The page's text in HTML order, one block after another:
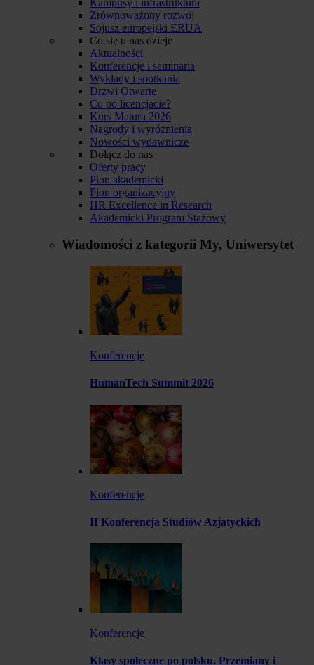
Zrównoważony rozwój
Sojusz europejski ERUA
Co się u nas dzieje
Aktualności
Konferencje i seminaria
Wykłady i spotkania
Drzwi Otwarte
Co po licencjacie?
Kurs Matura 2026
Nagrody i wyróżnienia
Nowości wydawnicze
Dołącz do nas
Oferty pracy
Pion akademicki
Pion organizacyjny
HR Excellence in Research
Akademicki Program Stażowy
Wiadomości z kategorii My, Uniwersytet
Konferencje
HumanTech Summit 2026
Konferencje
II Konferencja Studiów Azjatyckich
Konferencje
Klasy społeczne po polsku. Przemiany i